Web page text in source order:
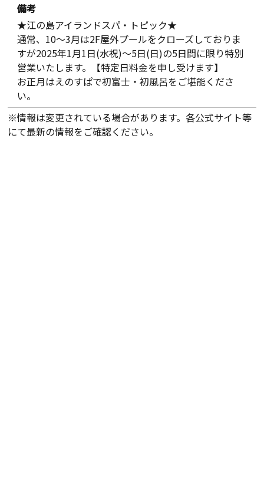
備考
★江の島アイランドスパ・トピック★
通常、10～3月は2F屋外プールをクローズしておりま
すが2025年1月1日(水祝)～5日(日)の5日間に限り特別
営業いたします。【特定日料金を申し受けます】
お正月はえのすぱで初富士・初風呂をご堪能くださ
い。
※情報は変更されている場合があります。各公式サイト等
にて最新の情報をご確認ください。